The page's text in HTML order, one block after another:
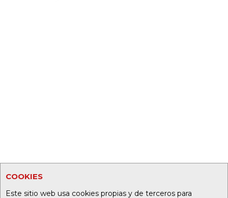
COOKIES
Este sitio web usa cookies propias y de terceros para